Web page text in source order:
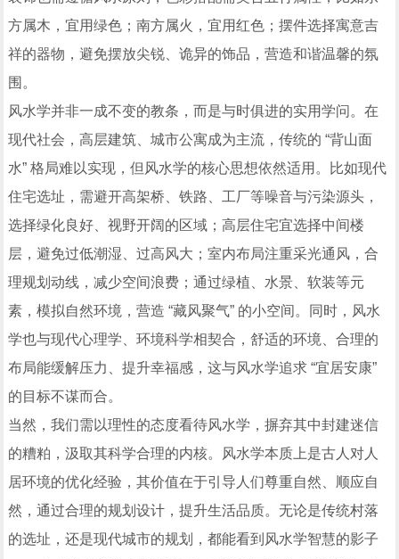
方属木，宜用绿色；南方属火，宜用红色；摆件选择寓意吉
祥的器物，避免摆放尖锐、诡异的饰品，营造和谐温馨的氛
围。
风水学并非一成不变的教条，而是与时俱进的实用学问。在
现代社会，高层建筑、城市公寓成为主流，传统的 “背山面
水” 格局难以实现，但风水学的核心思想依然适用。比如现代
住宅选址，需避开高架桥、铁路、工厂等噪音与污染源头，
选择绿化良好、视野开阔的区域；高层住宅宜选择中间楼
层，避免过低潮湿、过高风大；室内布局注重采光通风，合
理规划动线，减少空间浪费；通过绿植、水景、软装等元
素，模拟自然环境，营造 “藏风聚气” 的小空间。同时，风水
学也与现代心理学、环境科学相契合，舒适的环境、合理的
布局能缓解压力、提升幸福感，这与风水学追求 “宜居安康”
的目标不谋而合。
当然，我们需以理性的态度看待风水学，摒弃其中封建迷信
的糟粕，汲取其科学合理的内核。风水学本质上是古人对人
居环境的优化经验，其价值在于引导人们尊重自然、顺应自
然，通过合理的规划设计，提升生活品质。无论是传统村落
的选址，还是现代城市的规划，都能看到风水学智慧的影子